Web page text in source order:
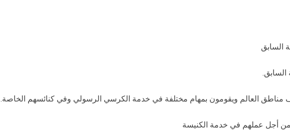
السابق
السابق.
مناطق العالم ويقومون بمهام مختلفة في خدمة الكرسي الرسولي وفي كنائسهم الخاصة.
من أجل عملهم في خدمة الكنيسة